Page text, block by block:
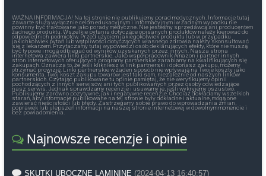
WAŻNA INFORMACJA! Na tej stronie nie publikujemy porad medycznych. Informacje tutaj
zawarte służą wyłącznie celom edukacyjnym i informacyjnym iw żadnym wypadku nie
powinny być traktowane jako porady medyczne. Nie jesteśmy sprzedawcą ani producentem
żadnego produktu. Wszelkie pytania dotyczące opisanych produktów należy kierować do
odpowiednich podmiotów. Przed użyciem jakiegokolwiek produktu lub w przypadku
jakichkolwiek pytań lub wątpliwości dotyczących własnego zdrowia należy skonsultować
się z lekarzem. Przytaczamy tutaj wypowiedzi osób deklarujących efekty, które nie muszą
być typowe i mogą odbiegać od wyników uzyskanych przez innych. Nasza strona
internetowa zawiera linki partnerskie. Jako współpracownik Amazon i partner innych
stron internetowych oferujących programy partnerskie zarabiamy na kwalifikujących się
zakupach. Oznacza to, że jeśli klikniesz w link partnerski i dokonasz zakupu, możemy
otrzymać prowizję. Linki partnerskie w żaden sposób nie wpływają na Twoje koszty jako
konsumenta. Twój koszt zakupu towarów jest taki sam, niezależnie od naszych linków
partnerskich. Czytając publikowane tu opinie pamiętaj, że nie weryfikujemy opinii
pochodzących z innych serwisów, ani tych publikowanych przez osoby odwiedzające
nasz serwis. Jednak sprawdzamy recenzje i usuwamy je, jeśli wykryjemy oszustwo.
Publikujemy zarówno pozytywne, jak i negatywne recenzje. Chociaż dokładamy wszelkich
starań, aby informacje publikowane na tej stronie były dokładne i aktualne, mogą one
zawierać nieścisłości lub błędy. Zastrzegamy sobie prawo do wprowadzania zmian,
poprawek lub ulepszeń informacji na naszej stronie internetowej w dowolnym momencie i
bez powiadomienia.
Najnowsze recenzje i opinie
SKUTKI UBOCZNE LAMININE (2024-04-13 16:40:57)